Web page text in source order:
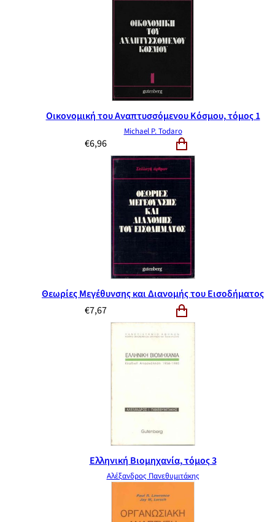
Οικονομική του Αναπτυσσόμενου Κόσμου, τόμος 1
Michael P. Todaro
€6,96
Θεωρίες Μεγέθυνσης και Διανομής του Εισοδήματος
€7,67
Ελληνική Βιομηχανία, τόμος 3
Αλέξανδρος Πανεθυμιτάκης